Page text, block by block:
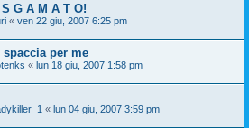
G A M A T O!
« ven 22 giu, 2007 6:25 pm
per me
« lun 18 giu, 2007 1:58 pm
« lun 04 giu, 2007 3:59 pm